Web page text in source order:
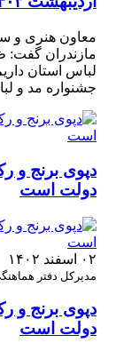
معاون هنری و
مازندران گفت:
لباس استان
جشنواره مد و
دپوی برنج و
دولت است
۰۲ اسفند ۱۴۰۲
مدیرکل دفتر
دپوی برنج و
دولت است